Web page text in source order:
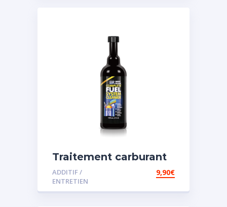
Traitement carburant
diesel et essence
ADDITIF /
ENTRETIEN
9,90€